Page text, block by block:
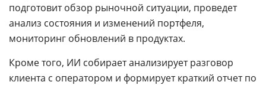
подготовит обзор рыночной ситуации, проведет
анализ состояния и изменений портфеля,
мониторинг обновлений в продуктах.
Кроме того, ИИ собирает анализирует разговор
клиента с оператором и формирует краткий отчет по